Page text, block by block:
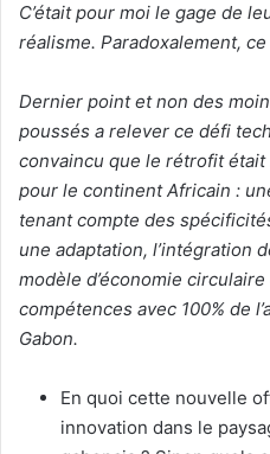
C’était pour moi le gage de
réalisme. Paradoxalement,
Dernier point et non des
poussés a relever ce défi
convaincu que le rétrofit était
pour le continent Africain :
tenant compte des
une adaptation, l’intégration
modèle d’économie
compétences avec 100% de
Gabon.
En quoi cette nouvelle
innovation dans le